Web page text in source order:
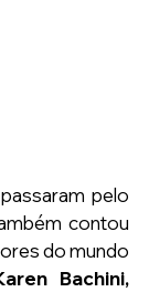
pelo
contou
do mundo
Bachini,